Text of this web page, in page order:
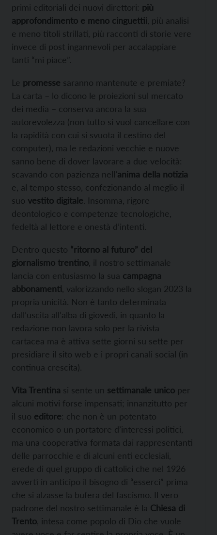
primi editoriali dei nuovi direttori: più
approfondimento e meno cinguettii , più analisi
e meno titoli strillati, più racconti di storie vere
invece di post ingannevoli per accalappiare
tanti “mi piace”.
Le promesse saranno mantenute e premiate?
La carta – lo dicono le proiezioni sul mercato
dei media – conserva ancora la sua
autorevolezza (non tutto si vuol cancellare con
la rapidità con cui si svuota il cestino del
computer), ma le redazioni vecchie e nuove
sanno bene di dover lavorare a due velocità:
scavando con pazienza nell’anima della notizia
e, al tempo stesso, confezionando al meglio il
suo vestito digitale. Insomma, rigore
deontologico e competenze tecnologiche,
fedeltà al lettore e onestà d’intenti.
Dentro questo “ritorno al futuro” del
giornalismo trentino , il nostro settimanale
lancia con entusiasmo la sua campagna
abbonamenti , valorizzando nello slogan 2023 la
propria unicità. Non è tanto determinata
dall’uscita all’alba di giovedì, in quanto la
redazione non lavora solo per la rivista
cartacea ma è attiva sette giorni su sette per
presidiare il sito web e i propri canali social (in
continua crescita).
Vita Trentina si sente un settimanale unico per
alcuni motivi forse impensati; innanzitutto per
il suo editore: che non è un potentato
economico o un portatore d’interessi politici,
ma una cooperativa formata dai rappresentanti
delle parrocchie e di alcuni enti ecclesiali,
erede di quel gruppo di cattolici che nel 1926
avvertì in anticipo il bisogno di “esserci” prima
che si alzasse la bufera del fascismo. Il vero
padrone del nostro settimanale è la Chiesa di
Trento , intesa come popolo di Dio che vuole